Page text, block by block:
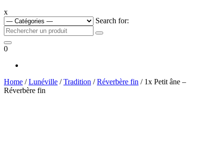
x
Search for:
0
Home /Lunéville /Tradition /Réverbère fin / 1x Petit âne –
Réverbère fin